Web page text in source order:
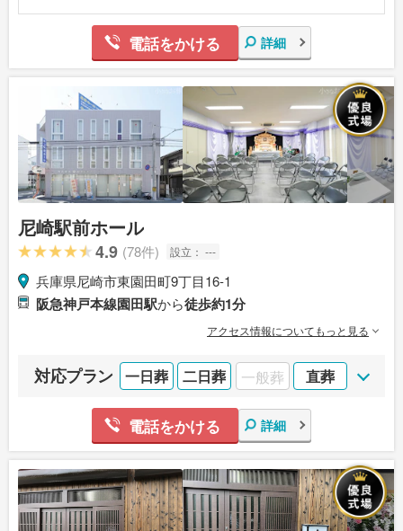
電話をかける 詳細
尼崎駅前ホール
4.9 (78件) 設立： ---
兵庫県尼崎市東園田町9丁目16-1
阪急神戸本線園田駅から徒歩約1分
アクセス情報についてもっと見る
対応プラン 一日葬 二日葬 一般葬 直葬
電話をかける 詳細